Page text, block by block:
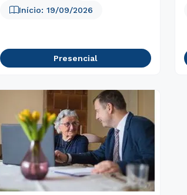
Início: 19/09/2026
Presencial